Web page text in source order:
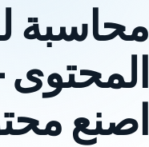
محاسبة
اصنع